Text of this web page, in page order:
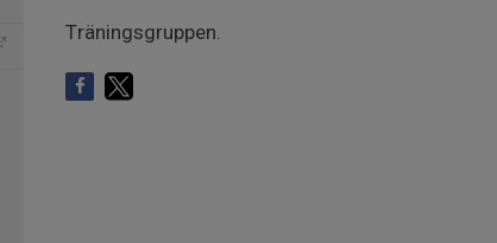
Träningsgruppen.